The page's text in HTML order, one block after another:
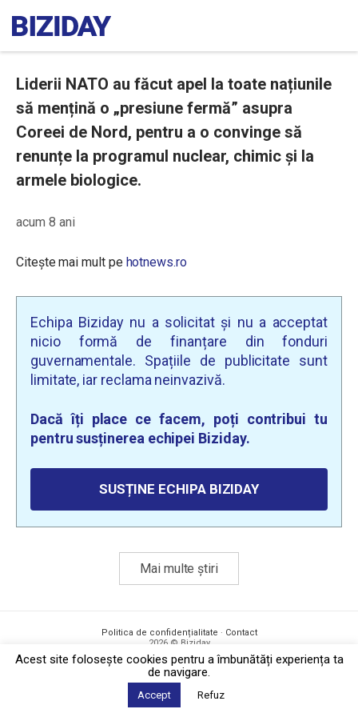
Liderii NATO au făcut apel la toate națiunile
să mențină o „presiune fermă” asupra
Coreei de Nord, pentru a o convinge să
renunțe la programul nuclear, chimic și la
armele biologice.
acum 8 ani
Citește mai mult pe hotnews.ro
Echipa Biziday nu a solicitat și nu a acceptat
nicio formă de finanțare din fonduri
guvernamentale. Spațiile de publicitate sunt
limitate, iar reclama neinvazivă.
Dacă îți place ce facem, poți contribui tu
pentru susținerea echipei Biziday.
SUSȚINE ECHIPA BIZIDAY
Mai multe știri
Politica de confidențialitate · Contact
2026 © Biziday
Acest site foloseşte cookies pentru a îmbunătăți experiența ta
de navigare.
Accept Refuz